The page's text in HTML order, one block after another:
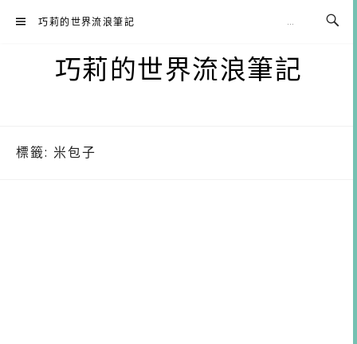
巧莉的世界流浪筆記
巧莉的世界流浪筆記
標籤: 米包子